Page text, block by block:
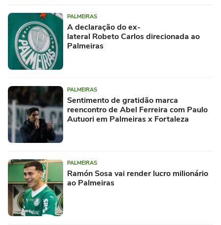
PALMEIRAS
A declaração do ex-
lateral Robeto Carlos direcionada ao
Palmeiras
PALMEIRAS
Sentimento de gratidão marca
reencontro de Abel Ferreira com Paulo
Autuori em Palmeiras x Fortaleza
PALMEIRAS
Ramón Sosa vai render lucro milionário
ao Palmeiras